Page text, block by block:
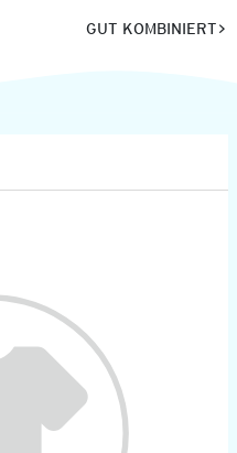
GUT KOMBINIERT